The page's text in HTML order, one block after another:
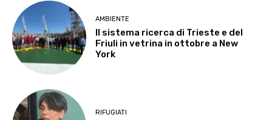
AMBIENTE
Il sistema ricerca di Trieste e del
Friuli in vetrina in ottobre a New
York
RIFUGIATI